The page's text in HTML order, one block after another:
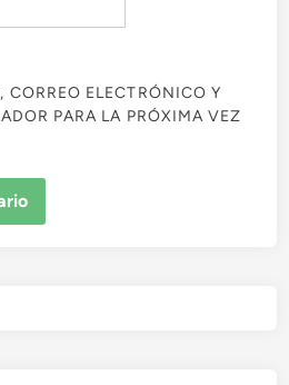
ELECTRÓNICO Y
PARA LA PRÓXIMA VEZ